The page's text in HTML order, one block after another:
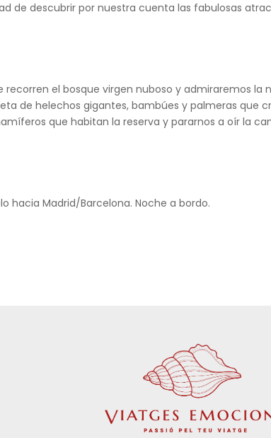
de descubrir por nuestra cuenta las fabulosas
el bosque virgen nuboso y admiraremos la
de helechos gigantes, bambúes y palmeras que
que habitan la reserva y pararnos a oír la
hacia Madrid/Barcelona. Noche a bordo.